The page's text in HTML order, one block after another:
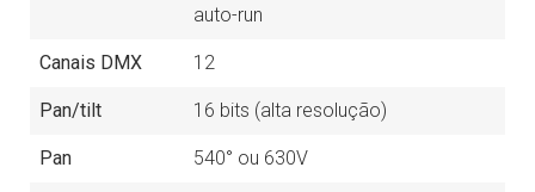
auto-run
Canais DMX 12
Pan/tilt 16 bits (alta resolução)
Pan 540° ou 630V